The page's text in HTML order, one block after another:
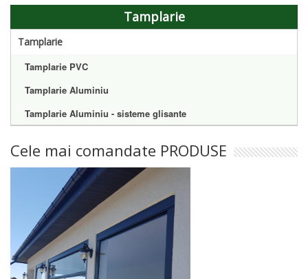
Tamplarie
Tamplarie
Tamplarie PVC
Tamplarie Aluminiu
Tamplarie Aluminiu - sisteme glisante
Cele mai comandate PRODUSE